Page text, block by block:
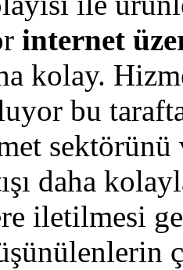
internet
kolay.
bu
daha
iletilmesi